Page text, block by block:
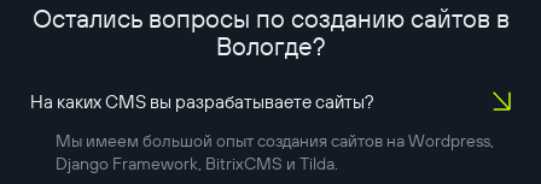
Остались вопросы по созданию сайтов в
Вологде?
На каких CMS вы разрабатываете сайты?
Мы имеем большой опыт создания сайтов на Wordpress,
Django Framework, BitrixCMS и Tilda.